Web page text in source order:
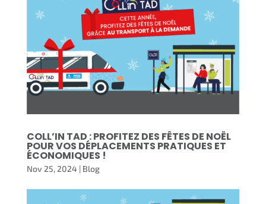
COLL’IN TAD : PROFITEZ DES FÊTES DE NOËL
POUR VOS DÉPLACEMENTS PRATIQUES ET
ÉCONOMIQUES !
Nov 25, 2024 | Blog